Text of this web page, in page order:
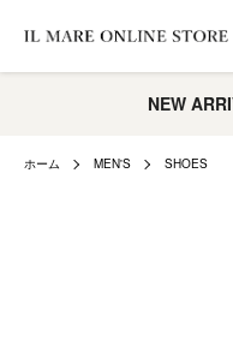
NEW
ホーム MEN'S SHOES